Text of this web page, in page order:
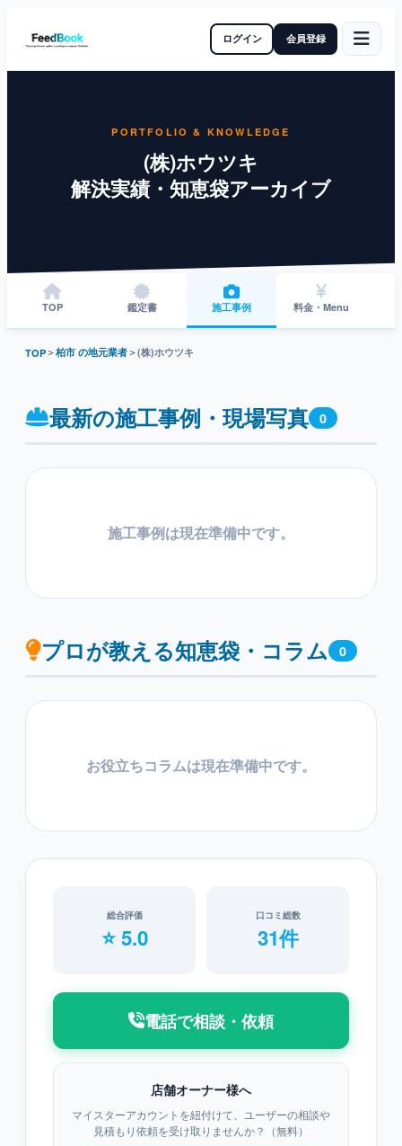
ログイン 会員登録
PORTFOLIO & KNOWLEDGE
(株)ホウツキ
解決実績・知恵袋アーカイブ
TOP 鑑定書 施工事例 料金・Menu
TOP＞柏市 の地元業者＞(株)ホウツキ
最新の施工事例・現場写真 0
施工事例は現在準備中です。
プロが教える知恵袋・コラム 0
お役立ちコラムは現在準備中です。
総合評価
⭐ 5.0
口コミ総数
31件
電話で相談・依頼
店舗オーナー様へ
マイスターアカウントを紐付けて、ユーザーの相談や
見積もり依頼を受け取りませんか？（無料）